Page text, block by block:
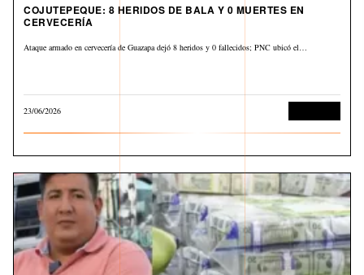
COJUTEPEQUE: 8 HERIDOS DE BALA Y 0 MUERTES EN
CERVECERÍA
Ataque armado en cervecería de Guazapa dejó 8 heridos y 0 fallecidos; PNC ubicó el…
23/06/2026